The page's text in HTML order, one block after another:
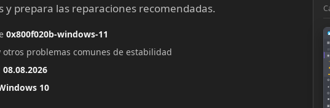
y prepara las reparaciones recomendadas.
0x800f020b-windows-11
problemas comunes de estabilidad
08.08.2026
10
▦
□
◉
◔
■
⚙
●
◎
■
▣